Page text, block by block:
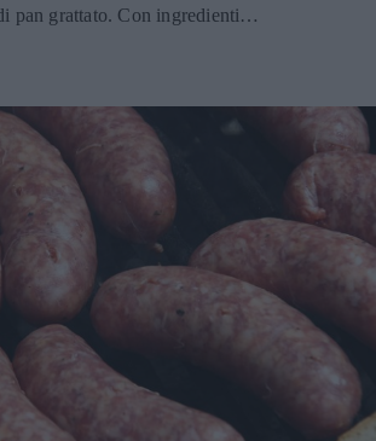
pan grattato. Con ingredienti
già l'acquolina in bocca? Meno male